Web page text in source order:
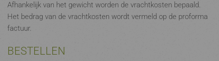
Afhankelijk van het gewicht worden de vrachtkosten bepaald.
Het bedrag van de vrachtkosten wordt vermeld op de proforma
factuur.
BESTELLEN